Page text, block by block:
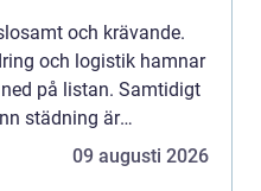
och krävande.
och logistik hamnar
på listan. Samtidigt
städning är
med hyresvärd
09 augusti 2026